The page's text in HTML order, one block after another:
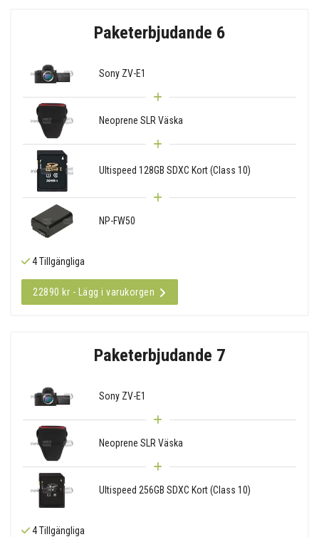
Paketerbjudande 6
Sony ZV-E1
Neoprene SLR Väska
Ultispeed 128GB SDXC Kort (Class 10)
NP-FW50
4 Tillgängliga
22890 kr - Lägg i varukorgen
Paketerbjudande 7
Sony ZV-E1
Neoprene SLR Väska
Ultispeed 256GB SDXC Kort (Class 10)
4 Tillgängliga